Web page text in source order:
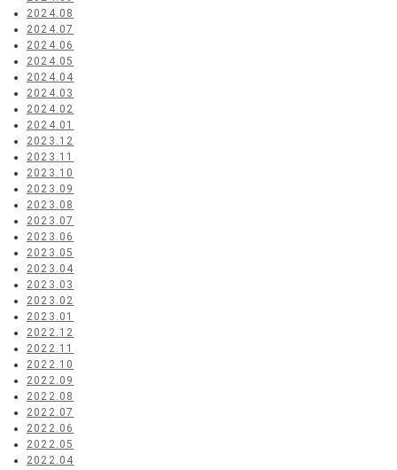
2024.08
2024.07
2024.06
2024.05
2024.04
2024.03
2024.02
2024.01
2023.12
2023.11
2023.10
2023.09
2023.08
2023.07
2023.06
2023.05
2023.04
2023.03
2023.02
2023.01
2022.12
2022.11
2022.10
2022.09
2022.08
2022.07
2022.06
2022.05
2022.04